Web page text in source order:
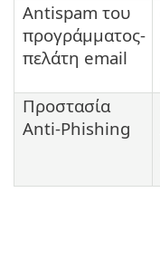
Antispam του
προγράμματος-
πελάτη email
Προστασία
Anti-Phishing